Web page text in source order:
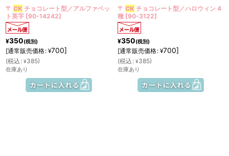
〒 CK チョコレート型／アルファベッ
ト英字 [90-14242]
¥350(税別)
[通常販売価格: ¥700]
(税込 : ¥385)
在庫あり
〒 CK チョコレート型／ハロウィン 4
種 [90-3122]
¥350(税別)
[通常販売価格: ¥700]
(税込 : ¥385)
在庫あり